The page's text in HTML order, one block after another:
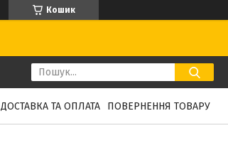
Кошик
ДОСТАВКА ТА ОПЛАТА ПОВЕРНЕННЯ ТОВАРУ